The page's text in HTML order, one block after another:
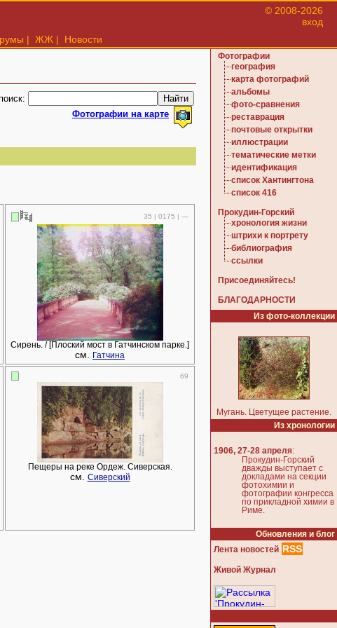
© 2008-2026
вход
| ЖЖ | Новости
Фотографии на карте
35 | 0175 | —
Сирень. / [Плоский мост в Гатчинском парке.]
см. Гатчина
69
Пещеры на реке Ордеж. Сиверская.
см. Сиверский
Фотографии
география
карта фотографий
альбомы
фото-сравнения
реставрация
почтовые открытки
иллюстрации
тематические метки
идентификация
список Хантингтона
список 416
Прокудин-Горский
хронология жизни
штрихи к портрету
библиография
ссылки
Присоединяйтесь!
БЛАГОДАРНОСТИ
Из фото-коллекции
Мугань. Цветущее растение.
Из хронологии
1906, 27-28 апреля:
Прокудин-Горский
дважды выступает с
докладами на секции
фотохимии и
фотографии конгресса
по прикладной химии в
Риме.
Обновления и блог
Лента новостей RSS
Живой Журнал